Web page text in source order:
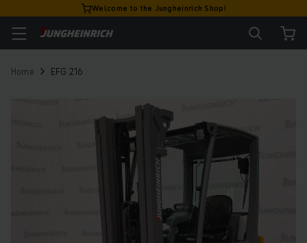
Welcome to the Jungheinrich Shop!
Home EFG 216